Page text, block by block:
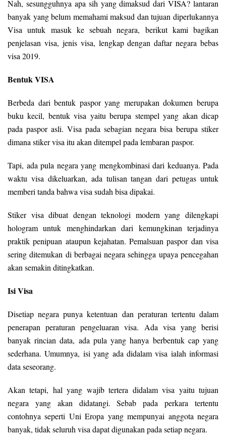
Nah, sesungguhnya apa sih yang dimaksud dari VISA? lantaran
banyak yang belum memahami maksud dan tujuan diperlukannya
Visa untuk masuk ke sebuah negara, berikut kami bagikan
penjelasan visa, jenis visa, lengkap dengan daftar negara bebas
visa 2019.
Bentuk VISA
Berbeda dari bentuk paspor yang merupakan dokumen berupa
buku kecil, bentuk visa yaitu berupa stempel yang akan dicap
pada paspor asli. Visa pada sebagian negara bisa berupa stiker
dimana stiker visa itu akan ditempel pada lembaran paspor.
Tapi, ada pula negara yang mengkombinasi dari keduanya. Pada
waktu visa dikeluarkan, ada tulisan tangan dari petugas untuk
memberi tanda bahwa visa sudah bisa dipakai.
Stiker visa dibuat dengan teknologi modern yang dilengkapi
hologram untuk menghindarkan dari kemungkinan terjadinya
praktik penipuan ataupun kejahatan. Pemalsuan paspor dan visa
sering ditemukan di berbagai negara sehingga upaya pencegahan
akan semakin ditingkatkan.
Isi Visa
Disetiap negara punya ketentuan dan peraturan tertentu dalam
penerapan peraturan pengeluaran visa. Ada visa yang berisi
banyak rincian data, ada pula yang hanya berbentuk cap yang
sederhana. Umumnya, isi yang ada didalam visa ialah informasi
data seseorang.
Akan tetapi, hal yang wajib tertera didalam visa yaitu tujuan
negara yang akan didatangi. Sebab pada perkara tertentu
contohnya seperti Uni Eropa yang mempunyai anggota negara
banyak, tidak seluruh visa dapat digunakan pada setiap negara.